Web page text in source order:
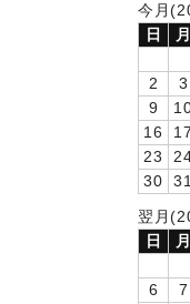
今月
日
月
2
3
9
16
17
23
30
翌月
日
月
6
7